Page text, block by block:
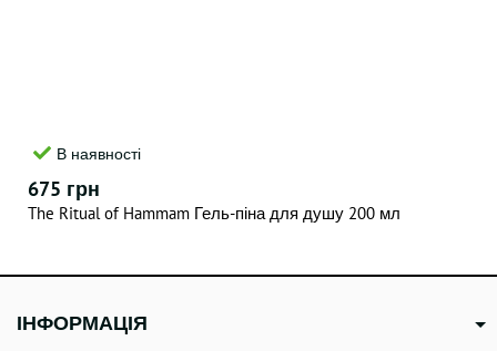
В наявності
675 грн
The Ritual of Hammam Гель-піна для душу 200 мл
ІНФОРМАЦІЯ